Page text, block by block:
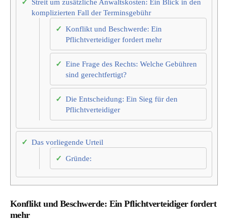
Streit um zusätzliche Anwaltskosten: Ein Blick in den
komplizierten Fall der Terminsgebühr
Konflikt und Beschwerde: Ein
Pflichtverteidiger fordert mehr
Eine Frage des Rechts: Welche Gebühren
sind gerechtfertigt?
Die Entscheidung: Ein Sieg für den
Pflichtverteidiger
Das vorliegende Urteil
Gründe:
Konflikt und Beschwerde: Ein Pflichtverteidiger fordert
mehr